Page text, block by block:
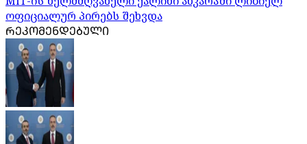
ოფიციალურ პირებს შეხვდა
ᲠᲔᲙᲝᲛᲔᲜᲓᲔᲑᲣᲚᲘ